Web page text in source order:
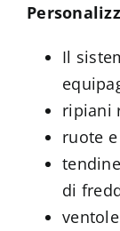
Il
ripiani
ruote
di